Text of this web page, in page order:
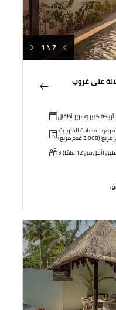
1 \ 7
على غروب
أريكة كبير وسرير أطفال
66 متر مربع (710 قدم مربع) المساحة الخارجية:
من 12 عامًا)